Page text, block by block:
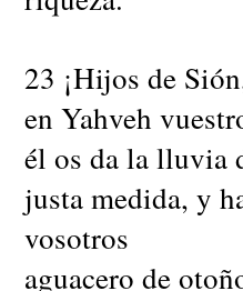
23 ¡Hijos de
en Yahveh
él os da la lluvia
justa medida, y
vosotros
aguacero de